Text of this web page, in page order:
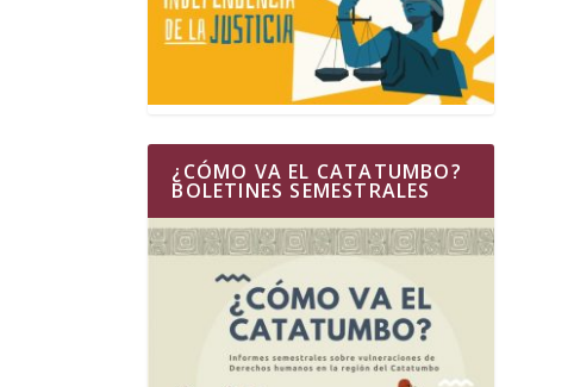
¿CÓMO VA EL CATATUMBO?
BOLETINES SEMESTRALES